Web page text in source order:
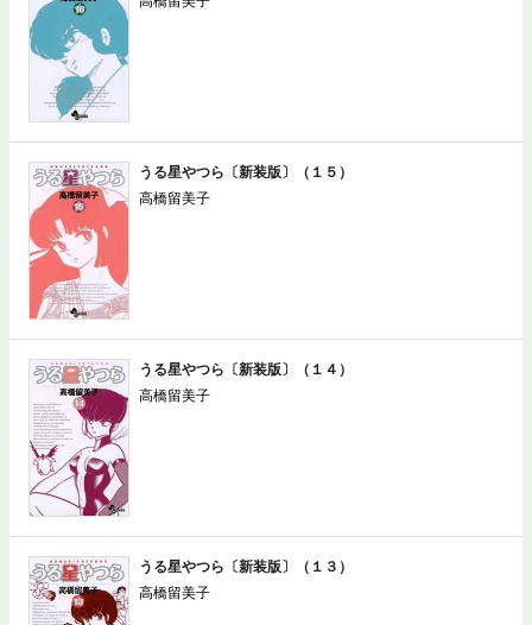
うる星やつら〔新装版〕（１５）
高橋留美子
うる星やつら〔新装版〕（１４）
高橋留美子
うる星やつら〔新装版〕（１３）
高橋留美子